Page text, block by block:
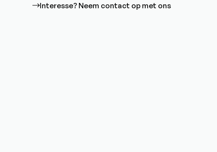
Interesse? Neem contact op met ons